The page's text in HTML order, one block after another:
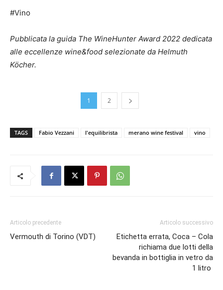
#Vino
Pubblicata la guida The WineHunter Award 2022 dedicata
alle eccellenze wine&food selezionate da Helmuth
Köcher.
1 2
TAGS Fabio Vezzani l'equilibrista merano wine festival vino
Articolo precedente
Vermouth di Torino (VDT)
Articolo successivo
Etichetta errata, Coca – Cola
richiama due lotti della
bevanda in bottiglia in vetro da
1 litro